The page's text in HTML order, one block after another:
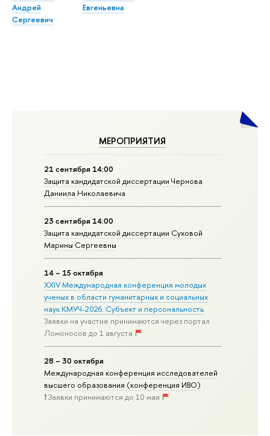
МЕРОПРИЯТИЯ
21 сентября 14:00
Защита кандидатской диссертации Чернова
Даниила Николаевича
23 сентября 14:00
Защита кандидатской диссертации Суховой
Марины Сергеевны
14 – 15 октября
XXIV Международная конференция молодых
ученых в области гуманитарных и социальных
наук КМУЧ-2026. Субъект и персональность
Заявки на участие принимаются через портал
Ломоносов до 1 августа
28 – 30 октября
Международная конференция исследователей
высшего образования (конференция ИВО)
❗️ Заявки принимаются до 10 мая
Андрей
Сергеевич
Евгеньевна